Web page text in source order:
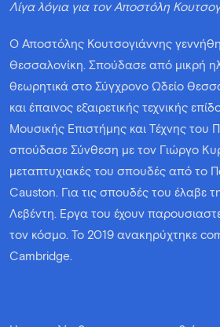
Λίγα λόγια για τον Αποστόλη
Ο Αποστόλης Κουτσογιάννης
Θεσσαλονίκη. Σπούδασε από μικρή
θεωρητικά στο Σύγχρονο Ωδείο
και έπαινος εξαιρετικής τεχνικής
Μουσικής Επιστήμης και Τέχνης του
σπούδασε Σύνθεση με τον Γιώργο
μεταπτυχιακές του σπουδές από το
Causton. Για τις σπουδές του έλαβε
Λεβέντη. Έργα του έχουν
τον κόσμο. Το 2019 ανακηρύχτηκε
Cambridge.